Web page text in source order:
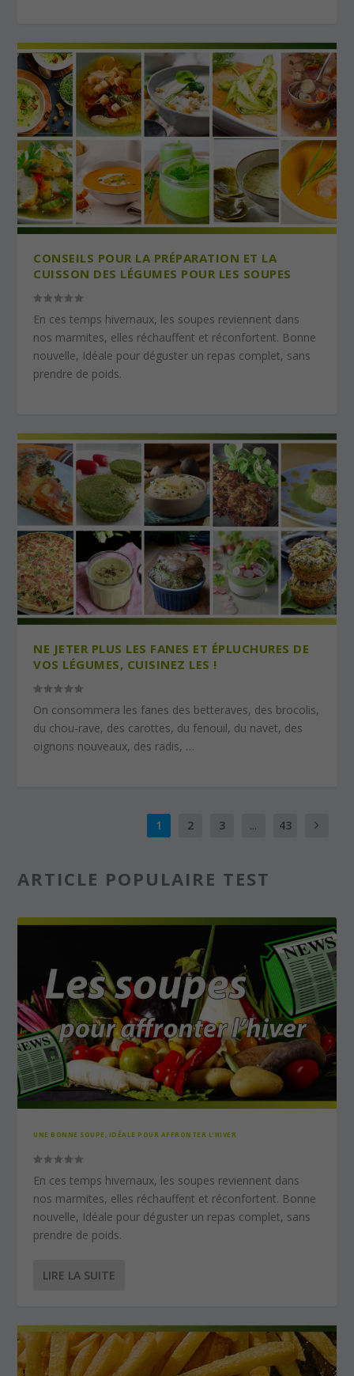
CONSEILS POUR LA PRÉPARATION ET LA
CUISSON DES LÉGUMES POUR LES SOUPES
En ces temps hivernaux, les soupes reviennent dans
nos marmites, elles réchauffent et réconfortent. Bonne
nouvelle, Idéale pour déguster un repas complet, sans
prendre de poids.
NE JETER PLUS LES FANES ET ÉPLUCHURES DE
VOS LÉGUMES, CUISINEZ LES !
On consommera les fanes des betteraves, des brocolis,
du chou-rave, des carottes, du fenouil, du navet, des
oignons nouveaux, des radis, …
1 2 3 ... 43
ARTICLE POPULAIRE TEST
UNE BONNE SOUPE, IDÉALE POUR AFFRONTER L’HIVER
En ces temps hivernaux, les soupes reviennent dans
nos marmites, elles réchauffent et réconfortent. Bonne
nouvelle, Idéale pour déguster un repas complet, sans
prendre de poids.
LIRE LA SUITE